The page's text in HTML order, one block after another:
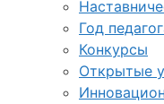
Год
Конкурсы
Открытые